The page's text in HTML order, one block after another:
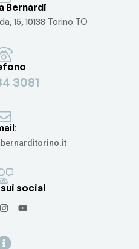
Bernardi
15, 10138 Torino TO
3081
social